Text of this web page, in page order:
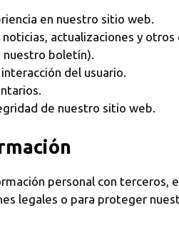
en nuestro sitio web.
actualizaciones y otros
nuestro boletín).
del usuario.
de nuestro sitio web.
personal con terceros,
legales o para proteger